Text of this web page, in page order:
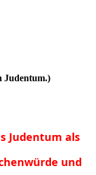
Judentum.)
Judentum als
und